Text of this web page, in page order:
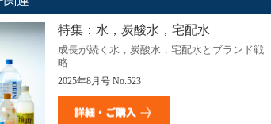
特集：水，炭酸水，宅配水
成長が続く水，炭酸水，宅配水とブランド戦
略
2025年8月号No.523